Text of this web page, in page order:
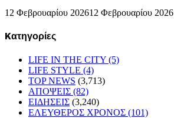
12 Φεβρουαρίου 202612 Φεβρουαρίου 2026
Kατηγορίες
LIFE IN THE CITY (5)
LIFE STYLE (4)
TOP NEWS (3,713)
ΑΠΟΨΕΙΣ (82)
ΕΙΔΗΣΕΙΣ (3,240)
ΕΛΕΥΘΕΡΟΣ ΧΡΟΝΟΣ (101)